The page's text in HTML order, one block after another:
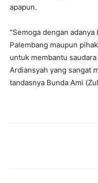
apapun.
“Semoga dengan
Palembang maupun
untuk membantu
Ardiansyah yang sangat
tandasnya Bunda Ami